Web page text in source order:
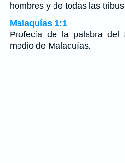
hombres y de todas las
Malaquías 1:1
Profecía de la palabra del
medio de Malaquías.